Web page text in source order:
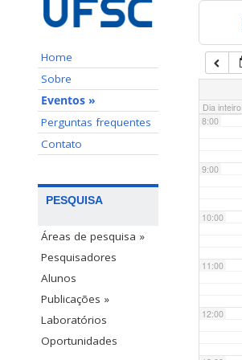
Home
Sobre
Eventos »
Perguntas frequentes
Contato
PESQUISA
Áreas de pesquisa »
Pesquisadores
Alunos
Publicações »
Laboratórios
Oportunidades
Dia inteiro
7:00
8:00
9:00
10:00
11:00
12:00